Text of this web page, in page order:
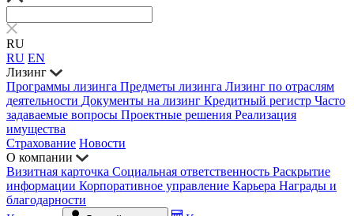
RU
RU EN
Лизинг
Программы лизинга Предметы лизинга Лизинг по отраслям
деятельности Документы на лизинг Кредитный регистр Часто
задаваемые вопросы Проектные решения Реализация
имущества
Страхование Новости
О компании
Визитная карточка Социальная ответственность Раскрытие
информации Корпоративное управление Карьера Награды и
благодарности